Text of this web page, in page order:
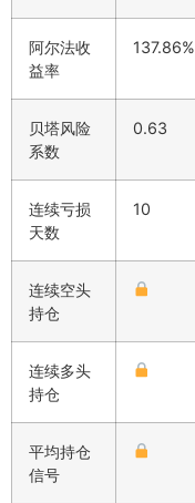
阿尔法收
益率
137.86%
贝塔风险
系数
0.63
连续亏损
天数
10
连续空头
持仓
连续多头
持仓
平均持仓
信号